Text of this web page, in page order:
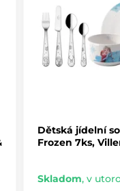
Dětská jídelní
Frozen 7ks,
Skladom, v